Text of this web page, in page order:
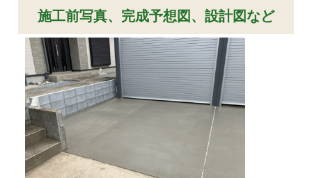
施工前写真、完成予想図、設計図など